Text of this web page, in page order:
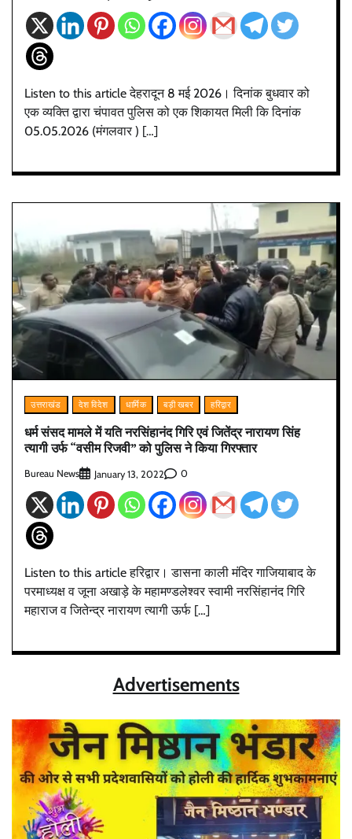
Listen to this article देहरादून 8 मई 2026। दिनांक बुधवार को
एक व्यक्ति द्वारा चंपावत पुलिस को एक शिकायत मिली कि दिनांक
05.05.2026 (मंगलवार ) […]
उत्तराखंड देश विदेश धार्मिक बड़ी खबर हरिद्वार
धर्म संसद मामले में यति नरसिंहानंद गिरि एवं जितेंद्र नारायण सिंह
त्यागी उर्फ “वसीम रिजवी” को पुलिस ने किया गिरफ्तार
Bureau News January 13, 2022 0
Listen to this article हरिद्वार। डासना काली मंदिर गाजियाबाद के
परमाध्यक्ष व जूना अखाड़े के महामण्डलेश्वर स्वामी नरसिंहानंद गिरि
महाराज व जितेन्द्र नारायण त्यागी ऊर्फ […]
Advertisements